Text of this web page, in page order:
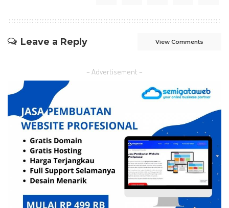
Leave a Reply View Comments
– Advertisement –